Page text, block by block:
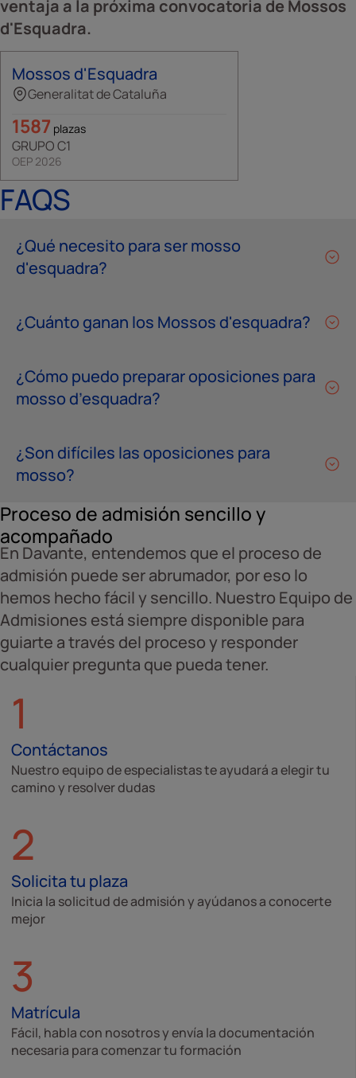
ventaja a la próxima convocatoria de Mossos
d'Esquadra.
Mossos d'Esquadra
Generalitat de Cataluña
1587 plazas
GRUPO C1
OEP 2026
FAQS
¿Qué necesito para ser mosso
d'esquadra?
¿Cuánto ganan los Mossos d'esquadra?
¿Cómo puedo preparar oposiciones para
mosso d’esquadra?
¿Son difíciles las oposiciones para
mosso?
Proceso de admisión sencillo y
acompañado
En Davante, entendemos que el proceso de
admisión puede ser abrumador, por eso lo
hemos hecho fácil y sencillo. Nuestro Equipo de
Admisiones está siempre disponible para
guiarte a través del proceso y responder
cualquier pregunta que pueda tener.
1
Contáctanos
Nuestro equipo de especialistas te ayudará a elegir tu
camino y resolver dudas
2
Solicita tu plaza
Inicia la solicitud de admisión y ayúdanos a conocerte
mejor
3
Matrícula
Fácil, habla con nosotros y envía la documentación
necesaria para comenzar tu formación